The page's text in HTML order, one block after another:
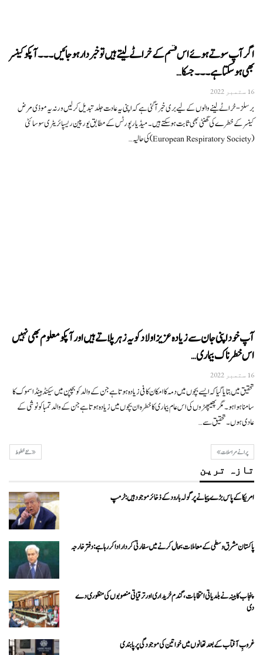
اگر آپ سوتے ہوئے اس قسم کے خراٹے لیتے ہیں تو خبردار ہو جائیں ۔۔۔آپکو کینسر
بھی ہو سکتا ہے۔۔۔جسکا…
16 ستمبر 2022
برسلز- خراٹے لینے والوں کے لیے بری خبر آ گئی ہے کہ اپنی یہ عادت جلد تبدیل کر لیں ورنہ یہ موذی مرض
کینسر کے خطرے کی گھنٹی بھی ثابت ہو سکتے ہیں۔میڈیارپورٹس کے مطابق یورپین ریسپائریٹری سوسائٹی
(European Respiratory Society) کی حالیہ…
آپ خود اپنی جان سے زیادہ عزیز اولاد کو یہ زہر پلاتے ہیں اور آپکو معلوم بھی نہیں
اس خطرناک بیماری…
16 ستمبر 2022
تحقیق میں بتایا گیا کہ ایسے بچوں میں دمہ کا امکان کافی زیادہ ہوتا ہے جن کے والد کو بچپن میں سیکنڈ ہینڈ اسموک کا
سامنا ہوا ہو۔مگر پھیپھڑوں کی اس عام بیماری کا خطرہ ان بچوں میں زیادہ ہوتا ہے جن کے والد تمباکو نوشی کے
عادی ہوں۔تحقیق سے…
پرانے مراسلات نئے خطوط
تازہ ترین
امریکا کے پاس بڑے پیمانے پر گولہ بارود کے ذخائر موجود ہیں: ٹرمپ
پاکستان مشرق وسطی کے معاملات بحال کرنے میں سفارتی کردار ادا کررہا ہے: دفتر خارجہ
پنجاب کابینہ نے بلدیاتی انتخابات، گندم خریداری اور ترقیاتی منصوبوں کی منظوری دے
دی
غروبِ آفتاب کے بعد تھانوں میں خواتین کی موجودگی پر پابندی